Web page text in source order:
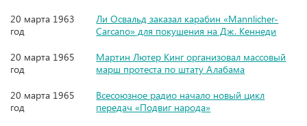
20 марта 1963
год
Ли Освальд заказал карабин «Mannlicher-
Carcano» для покушения на Дж. Кеннеди
20 марта 1965
год
Мартин Лютер Кинг организовал массовый
марш протеста по штату Алабама
20 марта 1965
год
Всесоюзное радио начало новый цикл
передач «Подвиг народа»